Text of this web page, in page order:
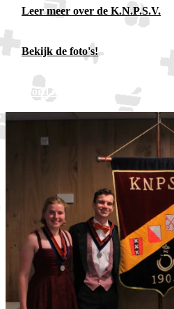
Leer meer over de K.N.P.S.V.
Bekijk de foto's!
Word nu lid!